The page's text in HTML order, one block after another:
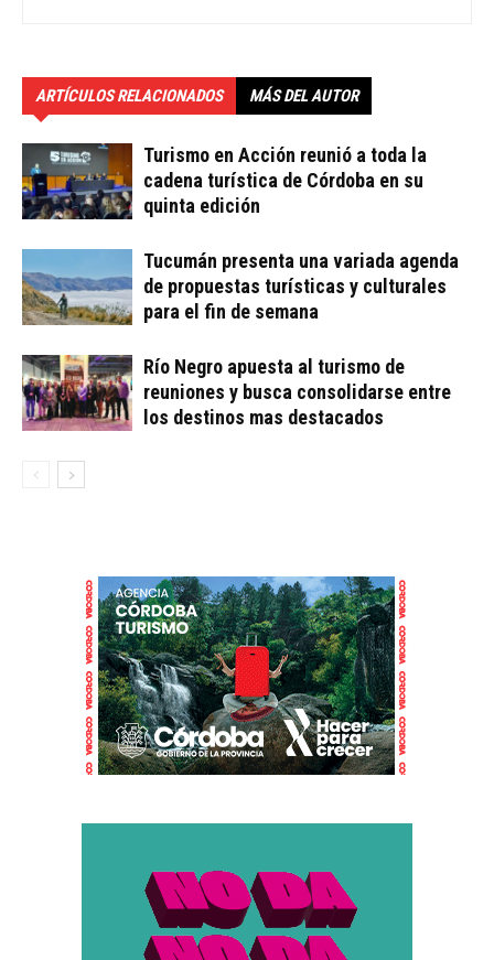
ARTÍCULOS RELACIONADOS MÁS DEL AUTOR
Turismo en Acción reunió a toda la
cadena turística de Córdoba en su
quinta edición
Tucumán presenta una variada agenda
de propuestas turísticas y culturales
para el fin de semana
Río Negro apuesta al turismo de
reuniones y busca consolidarse entre
los destinos mas destacados